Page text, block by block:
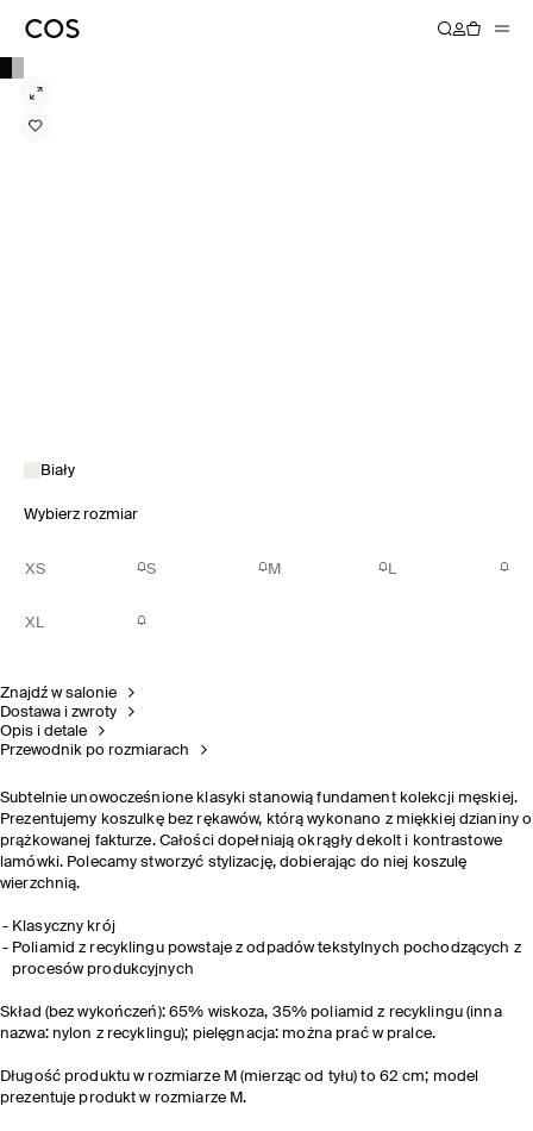
Biały
Wybierz rozmiar
XS S M L
XL
Znajdź w salonie
Dostawa i zwroty
Opis i detale
Przewodnik po rozmiarach
Subtelnie unowocześnione klasyki stanowią fundament kolekcji męskiej.
Prezentujemy koszulkę bez rękawów, którą wykonano z miękkiej dzianiny o
prążkowanej fakturze. Całości dopełniają okrągły dekolt i kontrastowe
lamówki. Polecamy stworzyć stylizację, dobierając do niej koszulę
wierzchnią.
Klasyczny krój
Poliamid z recyklingu powstaje z odpadów tekstylnych pochodzących z
procesów produkcyjnych
Skład (bez wykończeń): 65% wiskoza, 35% poliamid z recyklingu (inna
nazwa: nylon z recyklingu); pielęgnacja: można prać w pralce.
Długość produktu w rozmiarze M (mierząc od tyłu) to 62 cm; model
prezentuje produkt w rozmiarze M.